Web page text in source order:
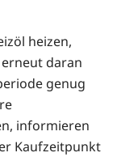
heizen,
erneut daran
genug
informieren
Kaufzeitpunkt